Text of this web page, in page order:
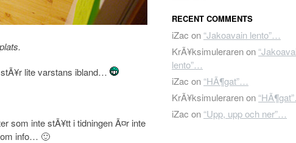
lite varstans ibland…
som inte stÃ¥tt i tidningen Ã¤r inte
info… 🙂
RECENT COMMENTS
iZac on “Jakoavain lento”…
KrÃ¥ksimulerarenon
lento”…
iZac on “HÃ¶gat”…
KrÃ¥ksimulerarenon
iZac on “Upp, upp och ner”…